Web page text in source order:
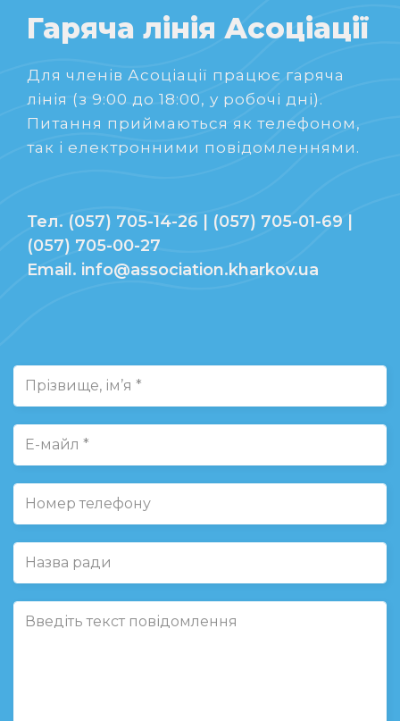
Гаряча лінія Асоціації
Для членів Асоціації працює гаряча
лінія (з 9:00 до 18:00, у робочі дні).
Питання приймаються як телефоном,
так і електронними повідомленнями.
Тел. (057) 705-14-26 | (057) 705-01-69 |
(057) 705-00-27
Email. info@association.kharkov.ua